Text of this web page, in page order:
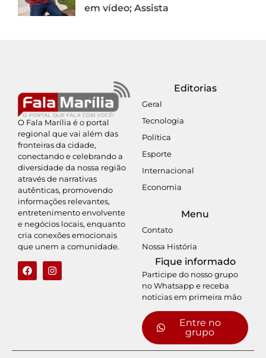
em vídeo; Assista
O Fala Marília é o portal
regional que vai além das
fronteiras da cidade,
conectando e celebrando a
diversidade da nossa região
através de narrativas
autênticas, promovendo
informações relevantes,
entretenimento envolvente
e negócios locais, enquanto
cria conexões emocionais
que unem a comunidade.
Editorias
Geral
Tecnologia
Política
Esporte
Internacional
Economia
Menu
Contato
Nossa História
Fique informado
Participe do nosso grupo
no Whatsapp e receba
notícias em primeira mão
Entre no
grupo